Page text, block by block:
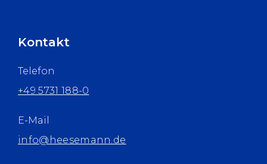
Kontakt
Telefon
+49 5731 188-0
E-Mail
info@heesemann.de